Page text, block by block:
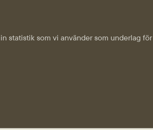
statistik som vi använder som underlag